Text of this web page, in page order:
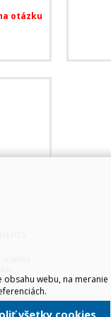
webu, na meranie
všetky cookies